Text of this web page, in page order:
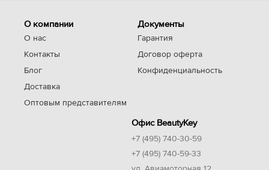
О компании
О нас
Контакты
Блог
Доставка
Оптовым представителям
Документы
Гарантия
Договор оферта
Конфиденциальность
Офис BeautyKey
+7 (495) 740-30-59
+7 (495) 740-59-33